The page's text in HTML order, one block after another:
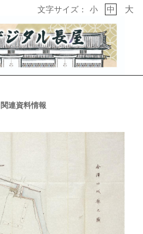
文字サイズ： 小 中 大
関連資料情報